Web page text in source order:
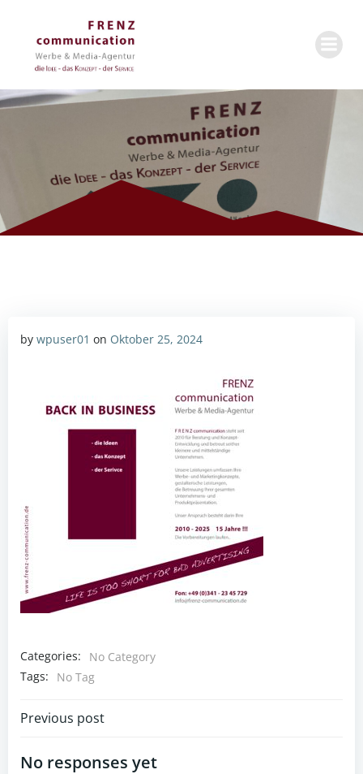
by wpuser01 on Oktober 25, 2024
Categories:
No Category
Tags:
No Tag
Post
Previous post
No responses yet